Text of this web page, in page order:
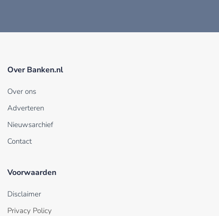
Over Banken.nl
Over ons
Adverteren
Nieuwsarchief
Contact
Voorwaarden
Disclaimer
Privacy Policy